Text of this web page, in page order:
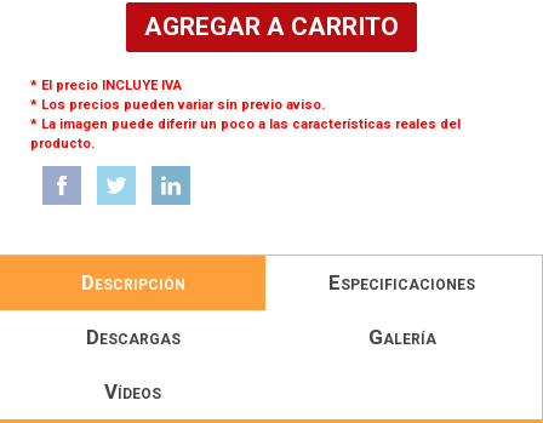
AGREGAR A CARRITO
* El precio INCLUYE IVA
* Los precios pueden variar sin previo aviso.
* La imagen puede diferir un poco a las características reales del
producto.
Descripción Especificaciones
Descargas Galería
Vídeos